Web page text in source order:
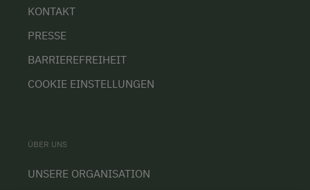
KONTAKT
PRESSE
BARRIEREFREIHEIT
COOKIE EINSTELLUNGEN
ÜBER UNS
UNSERE ORGANISATION